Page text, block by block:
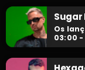
Sugar
Os
03:00 -